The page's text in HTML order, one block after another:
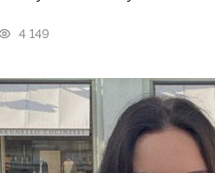
4 149